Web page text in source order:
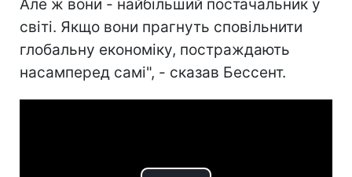
Але ж вони - найбільший постачальник у
світі. Якщо вони прагнуть сповільнити
глобальну економіку, постраждають
насамперед самі", - сказав Бессент.